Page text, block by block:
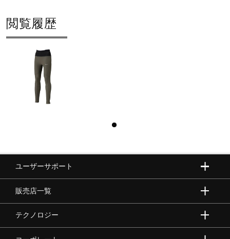
閲覧履歴
ユーザーサポート
販売店一覧
テクノロジー